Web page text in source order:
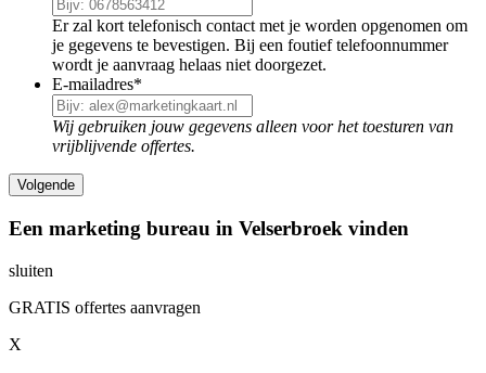
Er zal kort telefonisch contact met je worden opgenomen om
je gegevens te bevestigen. Bij een foutief telefoonnummer
wordt je aanvraag helaas niet doorgezet.
E-mailadres*
Wij gebruiken jouw gegevens alleen voor het toesturen van
vrijblijvende offertes.
Een marketing bureau in Velserbroek vinden
sluiten
GRATIS offertes aanvragen
X